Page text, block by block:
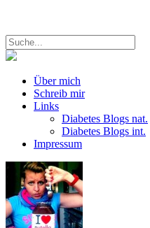
Über mich
Schreib mir
Links
Diabetes Blogs nat.
Diabetes Blogs int.
Impressum